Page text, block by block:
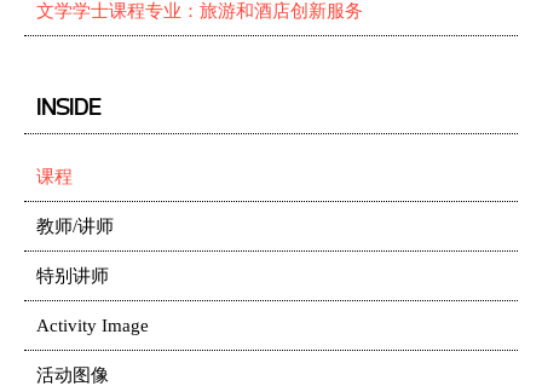
文学学士课程专业：旅游和酒店创新服务
INSIDE
课程
教师/讲师
特别讲师
Activity Image
活动图像